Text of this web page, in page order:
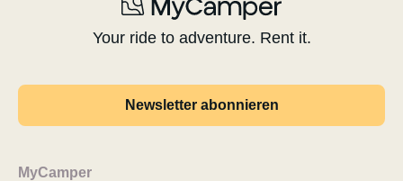
Your ride to adventure. Rent it.
Newsletter abonnieren
MyCamper